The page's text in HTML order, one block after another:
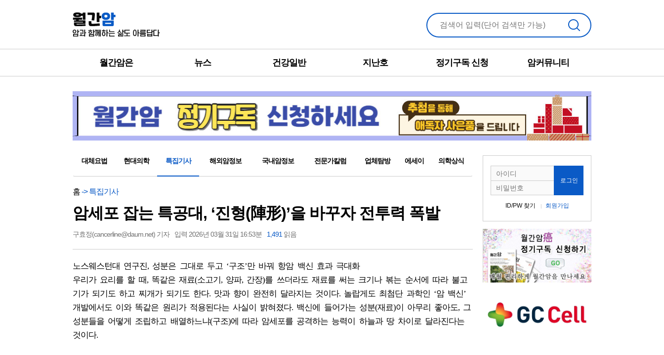
검색
월간암은 뉴스 건강일반 지난호 정기구독 신청 암커뮤니티
대체요법 현대의학 특집기사 해외암정보 국내암정보 전문가칼럼 업체탐방 에세이 의학상식
홈-> 특집기사
암세포 잡는 특공대, ‘진형(陣形)’을 바꾸자 전투력 폭발
구효정(cancerline@daum.net) 기자 입력 2026년 03월 31일 16:53분 1,491 읽음
노스웨스턴대 연구진, 성분은 그대로 두고 ‘구조’만 바꿔 항암 백신 효과 극대화
우리가 요리를 할 때, 똑같은 재료(소고기, 양파, 간장)를 쓰더라도 재료를 써는 크기나 볶는 순서에 따라 불고
기가 되기도 하고 찌개가 되기도 한다. 맛과 향이 완전히 달라지는 것이다. 놀랍게도 최첨단 과학인 ‘암 백신’
개발에서도 이와 똑같은 원리가 적용된다는 사실이 밝혀졌다. 백신에 들어가는 성분(재료)이 아무리 좋아도, 그
성분들을 어떻게 조립하고 배열하느냐(구조)에 따라 암세포를 공격하는 능력이 하늘과 땅 차이로 달라진다는
것이다.
로그인
ID/PW 찾기 회원가입